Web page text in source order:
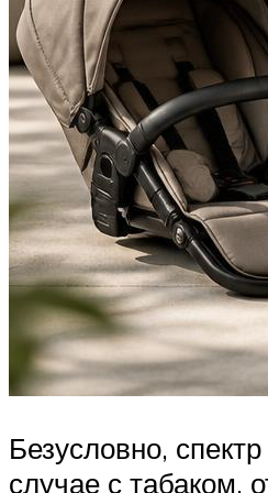
Безусловно,
случае с табаком,